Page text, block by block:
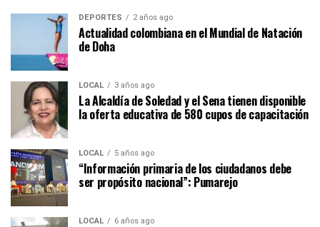
DEPORTES 2 años ago
Actualidad colombiana en el Mundial de Natación
de Doha
LOCAL 3 años ago
La Alcaldía de Soledad y el Sena tienen disponible
la oferta educativa de 580 cupos de capacitación
LOCAL 5 años ago
“Información primaria de los ciudadanos debe
ser propósito nacional”: Pumarejo
LOCAL 6 años ago